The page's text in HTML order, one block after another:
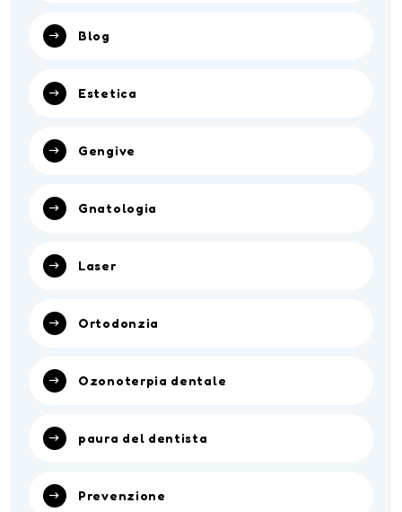
Blog
Estetica
Gengive
Gnatologia
Laser
Ortodonzia
Ozonoterpia dentale
paura del dentista
Prevenzione